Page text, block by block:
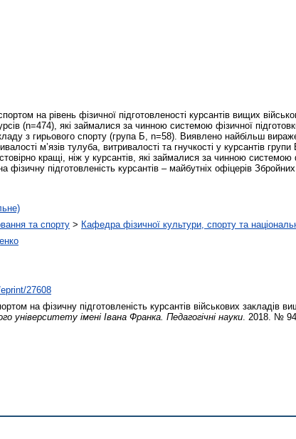
на рівень фізичної підготовленості курсантів вищих
(n=474), які займалися за чинною системою фізичної
з гирьового спорту (група Б, n=58). Виявлено найбільш
м’язів тулуба, витривалості та гнучкості у курсантів
кращі, ніж у курсантів, які займалися за чинною
підготовленість курсантів – майбутніх офіцерів
та спорту > Кафедра фізичної культури, спорту та
27608
на фізичну підготовленість курсантів військових закладів
університету імені Івана Франка. Педагогічні науки . 2018. №